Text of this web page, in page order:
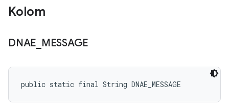
Kolom
DNAE MESSAGE
public static final String DNAE_MESSAGE